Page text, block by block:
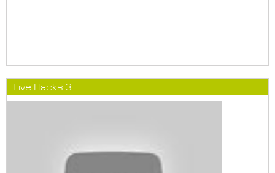
Live Hacks 3